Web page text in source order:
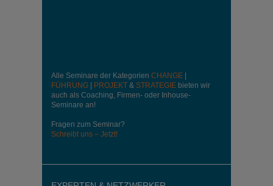
Alle Seminare der Kategorien CHANGE
FÜHRUNG
PROJEKT & STRATEGIE bieten wir
auch als Coaching, Firmen- oder Inhouse-
Seminare an!
Fragen zum Seminar?
Schreibt uns – Jetzt!